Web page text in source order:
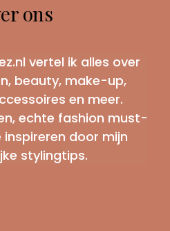
ons
vertel ik alles over
beauty, make-up,
en meer.
echte fashion must-
door mijn
stylingtips.